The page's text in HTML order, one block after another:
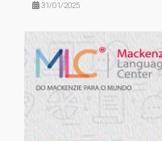
31/01/2025